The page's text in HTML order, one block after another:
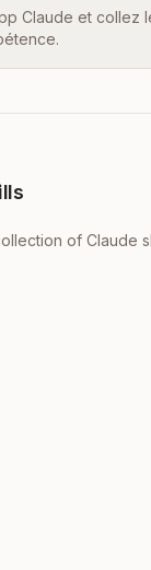
Claude et collez
of Claude